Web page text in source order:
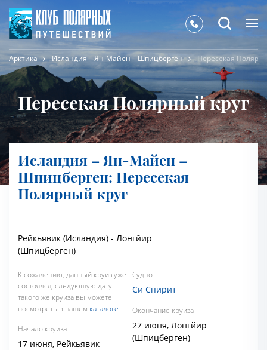
Арктика Исландия – Ян-Майен – Шпицберген Пересекая
Пересекая Полярный круг
Исландия – Ян-Майен –
Шпицберген: Пересекая
Полярный круг
Рейкьявик (Исландия) - Лонгйир
(Шпицберген)
К сожалению, данный круиз уже
состоялся, следующую дату
такого же круиза вы можете
посмотреть в нашем каталоге
Начало круиза
17 июня, Рейкьявик
Судно
Си Спирит
Окончание круиза
27 июня, Лонгйир
(Шпицберген)